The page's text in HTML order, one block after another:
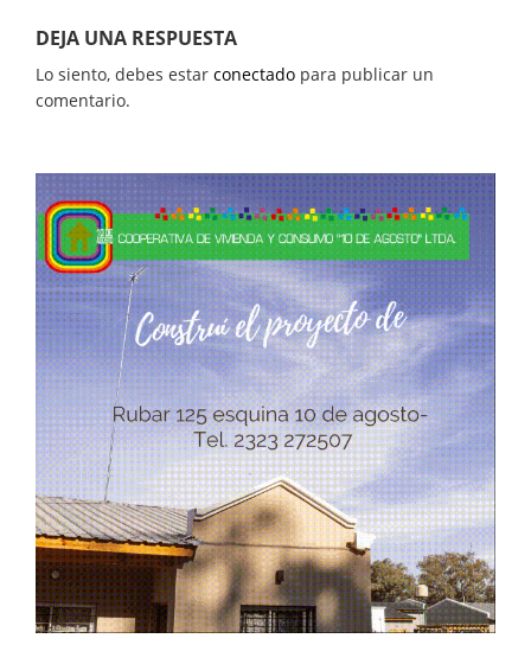
DEJA UNA RESPUESTA
Lo siento, debes estar conectado para publicar un
comentario.